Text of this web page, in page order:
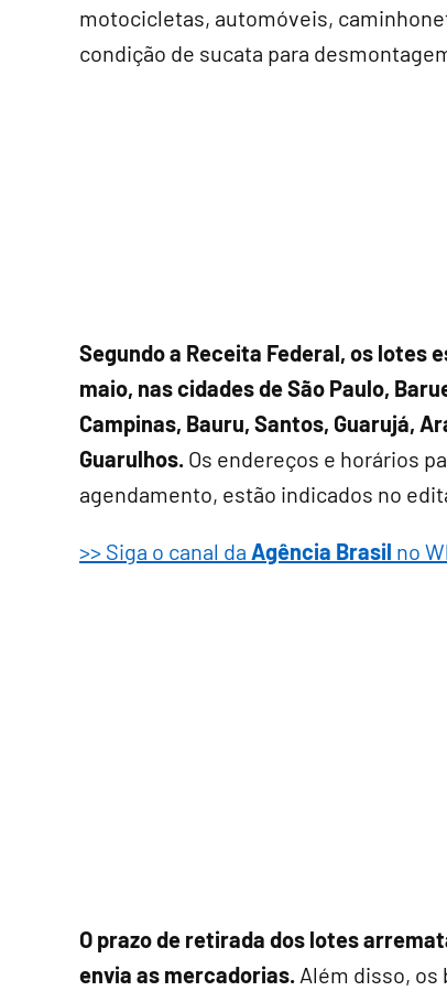
motocicletas, automóveis,
condição de sucata para
Segundo a Receita Federal, os lotes
maio, nas cidades de São Paulo,
Campinas, Bauru, Santos, Guarujá,
Guarulhos. Os endereços e horários
agendamento, estão indicados no
>> Siga o canal da Agência Brasil no
O prazo de retirada dos lotes
envia as mercadorias. Além disso, os